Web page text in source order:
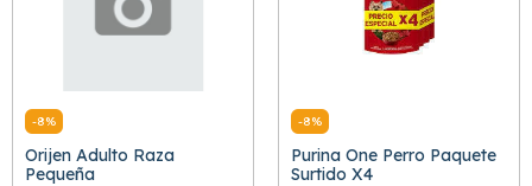
-8%
Orijen Adulto Raza
Pequeña
-8%
Purina One Perro Paquete
Surtido X4